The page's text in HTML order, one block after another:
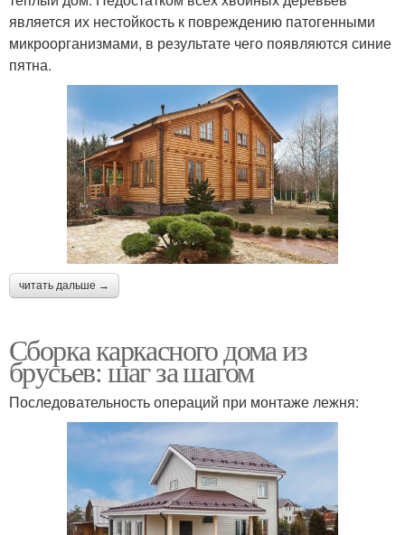
является их нестойкость к повреждению патогенными
микроорганизмами, в результате чего появляются синие
пятна.
читать дальше →
Сборка каркасного дома из
брусьев: шаг за шагом
Последовательность операций при монтаже лежня: